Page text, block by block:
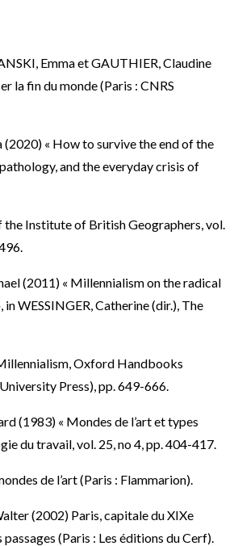
Emma et GAUTHIER, Claudine
la fin du monde (Paris : CNRS
(2020) « How to survive the end of the
and the everyday crisis of
the Institute of British Geographers, vol.
(2011) « Millennialism on the radical
WESSINGER, Catherine (dir.), The
Oxford Handbooks
Press), pp. 649-666.
(1983) « Mondes de l’art et types
du travail, vol. 25, no 4, pp. 404-417.
de l’art (Paris : Flammarion).
(2002) Paris, capitale du XIXe
passages (Paris : Les éditions du Cerf).